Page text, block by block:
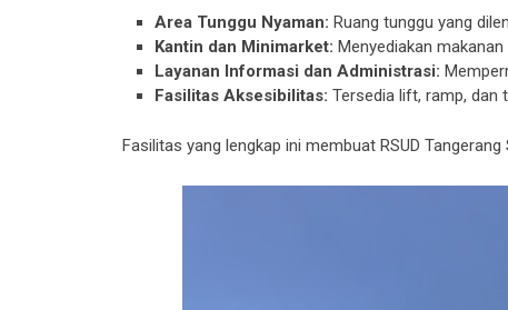
Area Tunggu Nyaman: Ruang tunggu yang
Kantin dan Minimarket: Menyediakan
Layanan Informasi dan Administrasi:
Fasilitas Aksesibilitas: Tersedia lift, ramp, dan
Fasilitas yang lengkap ini membuat RSUD